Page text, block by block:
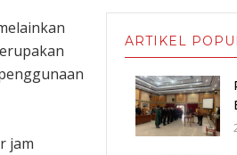
jam
ARTIKEL